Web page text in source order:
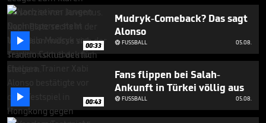
 00:33
Mudryk-Comeback? Das sagt
Alonso
FUSSBALL 05.08.
 00:43
Fans flippen bei Salah-
Ankunft in Türkei völlig aus
FUSSBALL 05.08.